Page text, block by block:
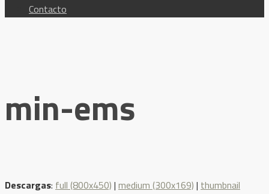
Contacto
min-ems
Descargas: full (800x450) | medium (300x169) | thumbnail